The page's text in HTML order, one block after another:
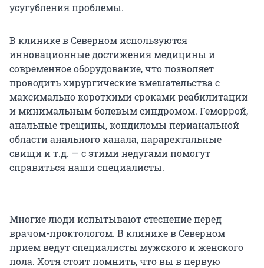
усугубления проблемы.
В клинике в Северном используются
инновационные достижения медицины и
современное оборудование, что позволяет
проводить хирургические вмешательства с
максимально короткими сроками реабилитации
и минимальным болевым синдромом. Геморрой,
анальные трещины, кондиломы перианальной
области анального канала, параректальные
свищи и т.д. — с этими недугами помогут
справиться наши специалисты.
Многие люди испытывают стеснение перед
врачом-проктологом. В клинике в Северном
прием ведут специалисты мужского и женского
пола. Хотя стоит помнить, что вы в первую